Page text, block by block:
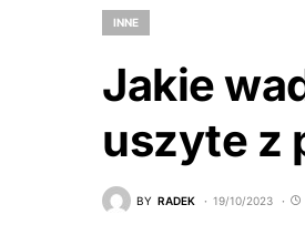
INNE
Jakie
uszyte z
BY RADEK 19/10/2023